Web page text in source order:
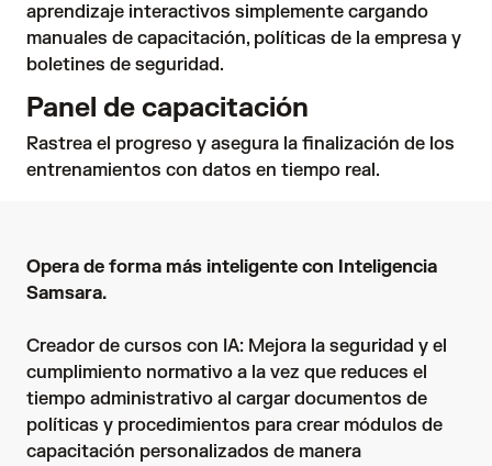
aprendizaje interactivos simplemente cargando
manuales de capacitación, políticas de la empresa y
boletines de seguridad.
Panel de capacitación
Rastrea el progreso y asegura la finalización de los
entrenamientos con datos en tiempo real.
Opera de forma más inteligente con Inteligencia
Samsara.
Creador de cursos con IA: Mejora la seguridad y el
cumplimiento normativo a la vez que reduces el
tiempo administrativo al cargar documentos de
políticas y procedimientos para crear módulos de
capacitación personalizados de manera